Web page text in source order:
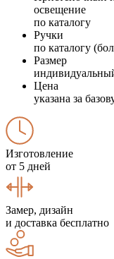
освещение
по каталогу
Ручки
по каталогу
Размер
Цена
указана за
Изготовление
от 5 дней
Замер, дизайн
и доставка бесплатно